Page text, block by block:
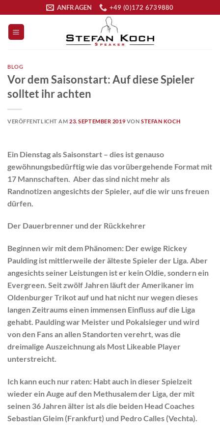
springen
ANFRAGEN +49 (0)172 6739880
BLOG
Vor dem Saisonstart: Auf diese Spieler
solltet ihr achten
VERÖFFENTLICHT AM23. SEPTEMBER 2019 VON STEFAN KOCH
Ein Dienstag als Saisonstart – dies ist genauso
gewöhnungsbedürftig wie das vorübergehende Format mit
17 Mannschaften. Aber das sind nicht mehr als
Randnotizen angesichts der Spieler, auf die wir uns freuen
dürfen.
Der Dauerbrenner und der Rückkehrer
Beginnen wir mit dem Phänomen: Der ewige Rickey
Paulding ist mittlerweile der älteste Spieler der Liga. Aber
angesichts seiner Leistungen ist er kein Oldie, sondern ein
Evergreen. Seit zwölf Jahren läuft der Amerikaner im
Oldenburger Trikot auf und hat nicht nur wegen dieses
langen Zeitraums einen immensen Einfluss auf die Liga
gehabt. Paulding war Meister und Pokalsieger und wird
von den Fans an allen Standorten verehrt, was die
dreimalige Auszeichnung als Most Likeable Player
unterstreicht.
Ich kann euch nur raten: Habt auch in dieser Spielzeit
wieder ein Auge auf den Methusalem der Liga, der mit
seinen 36 Jahren älter ist als die beiden Head Coaches
Sebastian Gleim (Frankfurt) und Pedro Calles (Vechta).